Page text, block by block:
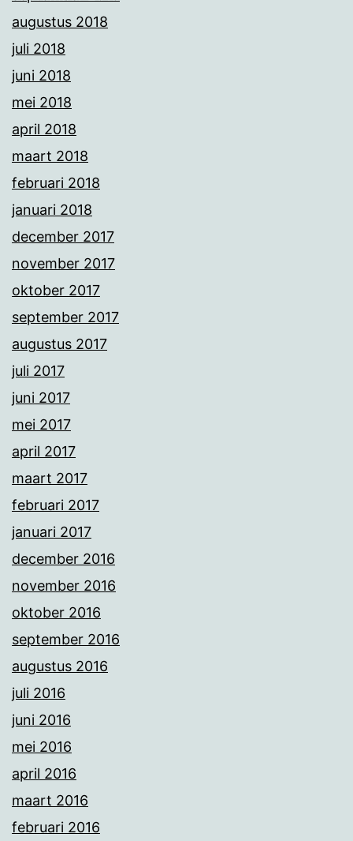
augustus 2018
juli 2018
juni 2018
mei 2018
april 2018
maart 2018
februari 2018
januari 2018
december 2017
november 2017
oktober 2017
september 2017
augustus 2017
juli 2017
juni 2017
mei 2017
april 2017
maart 2017
februari 2017
januari 2017
december 2016
november 2016
oktober 2016
september 2016
augustus 2016
juli 2016
juni 2016
mei 2016
april 2016
maart 2016
februari 2016